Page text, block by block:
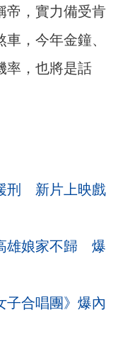
帝，實力備受肯
，今年金鐘、
率，也將是話
刑 新片上映戲
雄娘家不歸 爆
子合唱團》爆內